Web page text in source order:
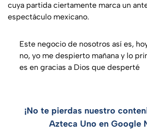
cuya partida ciertamente marca un
espectáculo mexicano.
Este negocio de nosotros así es,
no, yo me despierto mañana y lo
es en gracias a Dios que desperté
¡No te pierdas nuestro
Azteca Uno en Google